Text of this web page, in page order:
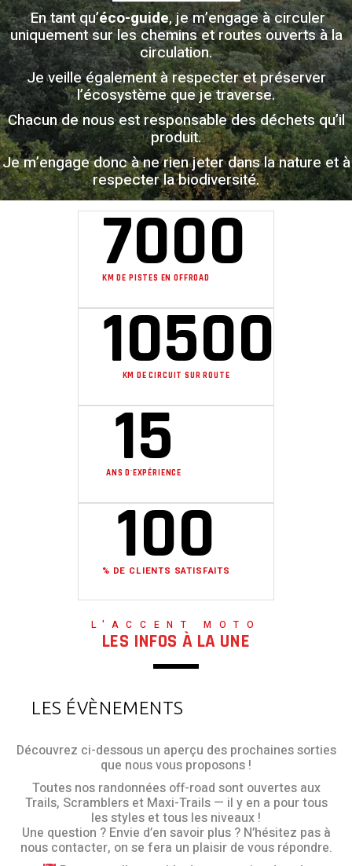
En tant qu’éco-guide, je m’engage à circuler
uniquement sur les chemins et routes ouverts à la
circulation.
Je veille également à respecter et préserver
l’écosystème que je traverse.
Chacun de nous est responsable des déchets qu’il
produit.
Je m’engage donc à ne rien jeter dans la nature et à
respecter la biodiversité.
KM DE PISTES EN OFFROAD
7000
KM DE CIRCUIT SUR ROUTE
10500
ANS D'EXPÉRIENCE
15
% DE CLIENTS SATISFAITS
100
L'ACCENT MOTO
LES INFOS À LA UNE
LES ÉVÈNEMENTS
Découvrez ci-dessous un aperçu des prochaines sorties
que nous vous proposons !
Toutes nos randonnées off-road sont ouvertes aux
Trails, Scramblers et Maxi-Trails — il y en a pour tous
les styles et tous les niveaux !
Une question ? Envie d’en savoir plus ? N’hésitez pas à
nous contacter, on se fera un plaisir de vous répondre.